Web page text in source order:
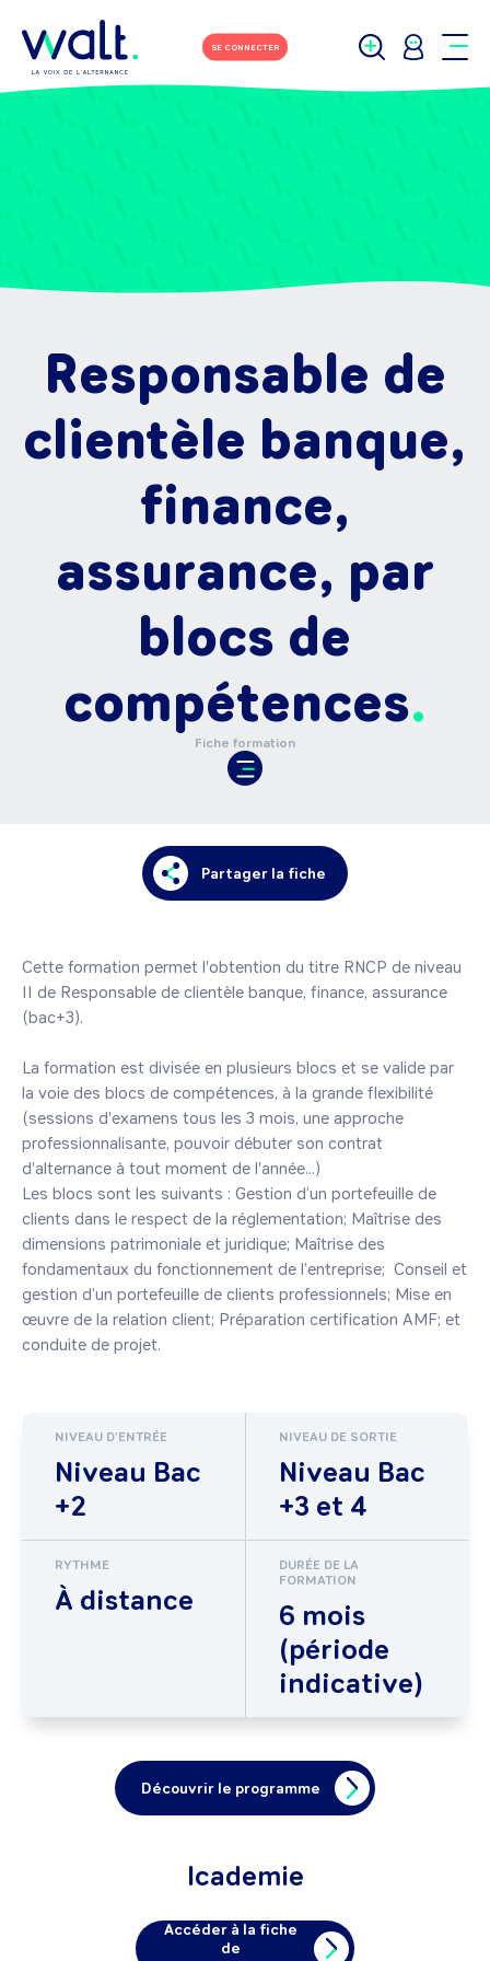
SE CONNECTER
Responsable de
clientèle banque,
finance,
assurance, par
blocs de
compétences
Fiche formation
Partager la fiche
Cette formation permet l'obtention du titre RNCP de niveau
II de Responsable de clientèle banque, finance, assurance
(bac+3).
La formation est divisée en plusieurs blocs et se valide par
la voie des blocs de compétences, à la grande flexibilité
(sessions d'examens tous les 3 mois, une approche
professionnalisante, pouvoir débuter son contrat
d'alternance à tout moment de l'année...)
Les blocs sont les suivants : Gestion d’un portefeuille de
clients dans le respect de la réglementation; Maîtrise des
dimensions patrimoniale et juridique; Maîtrise des
fondamentaux du fonctionnement de l’entreprise;  Conseil et
gestion d’un portefeuille de clients professionnels; Mise en
œuvre de la relation client; Préparation certification AMF; et
NIVEAU D'ENTRÉE
Niveau Bac
+2
NIVEAU DE SORTIE
Niveau Bac
+3 et 4
RYTHME
À distance
DURÉE DE LA
FORMATION
6 mois
(période
indicative)
Découvrir le programme
Icademie
Accéder à la fiche
de